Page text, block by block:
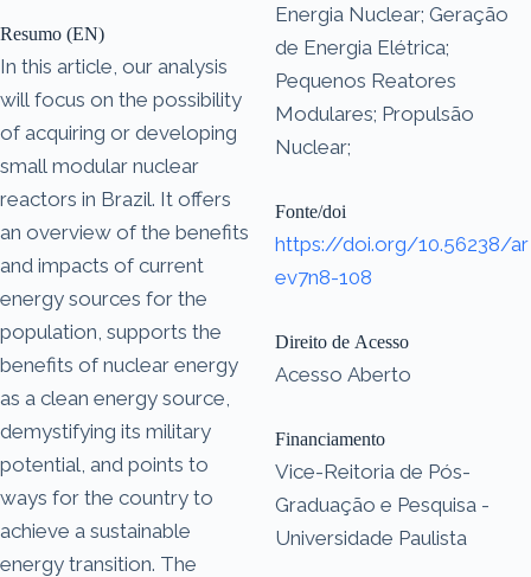
Resumo (EN)
In this article, our analysis
will focus on the possibility
of acquiring or developing
small modular nuclear
reactors in Brazil. It offers
an overview of the benefits
and impacts of current
energy sources for the
population, supports the
benefits of nuclear energy
as a clean energy source,
demystifying its military
potential, and points to
ways for the country to
achieve a sustainable
energy transition. The
Energia Nuclear; Geração
de Energia Elétrica;
Pequenos Reatores
Modulares; Propulsão
Nuclear;
Fonte/doi
https://doi.org/10.56238/ar
ev7n8-108
Direito de Acesso
Acesso Aberto
Financiamento
Vice-Reitoria de Pós-
Graduação e Pesquisa -
Universidade Paulista